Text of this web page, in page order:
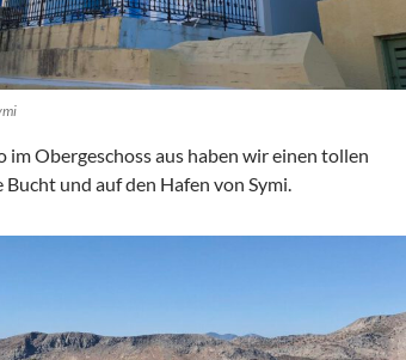
im Obergeschoss aus haben wir einen tollen
und auf den Hafen von Symi.